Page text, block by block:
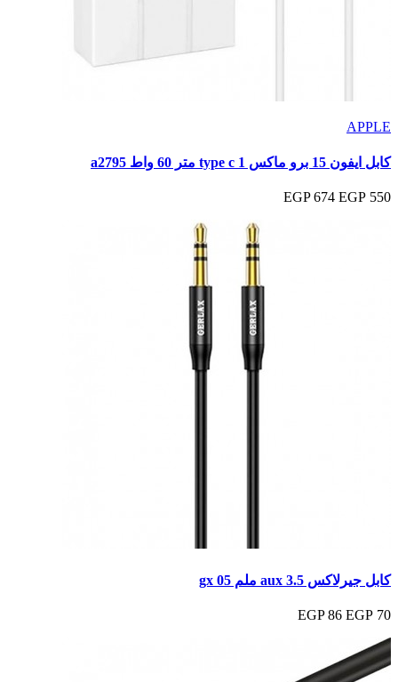
APPLE
كابل ايفون 15 برو ماكس type c 1 متر 60 واط a2795
550 EGP
674 EGP
كابل جيرلاكس aux 3.5 ملم gx 05
70 EGP
86 EGP